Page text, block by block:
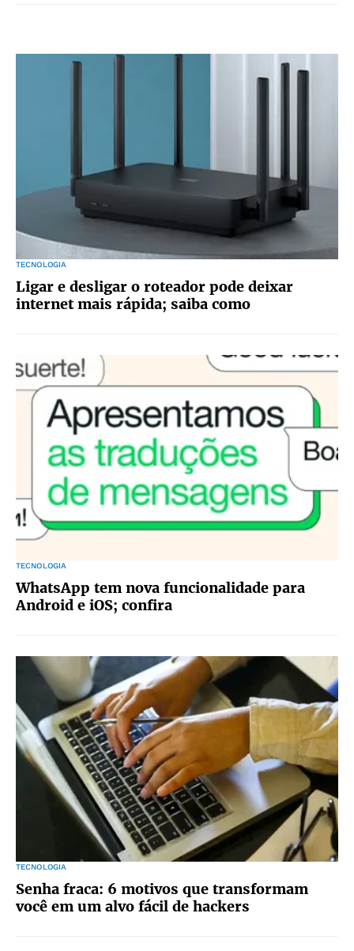
TECNOLOGIA
Ligar e desligar o roteador pode deixar
internet mais rápida; saiba como
TECNOLOGIA
WhatsApp tem nova funcionalidade para
Android e iOS; confira
TECNOLOGIA
Senha fraca: 6 motivos que transformam
você em um alvo fácil de hackers